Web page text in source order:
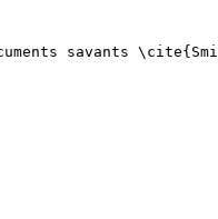
savants \cite{